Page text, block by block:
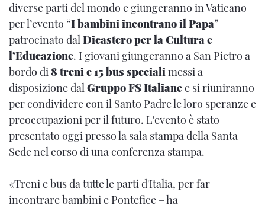
diverse parti del mondo e giungeranno in Vaticano
per l’evento “I bambini incontrano il Papa”
patrocinato dalDicastero per la Cultura e
l’Educazione. I giovani giungeranno a San Pietro a
bordo di8 treni e 15 bus specialimessi a
disposizione dalGruppo FS Italianee si riuniranno
per condividere con il Santo Padre le loro speranze e
preoccupazioni per il futuro. L'evento è stato
presentato oggi presso la sala stampa della Santa
Sede nel corso di una conferenza stampa.
«Treni e bus da tutte le parti d'Italia, per far
incontrare bambini e Pontefice – ha